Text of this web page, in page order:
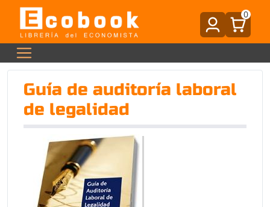
0
Guía de auditoría laboral
de legalidad